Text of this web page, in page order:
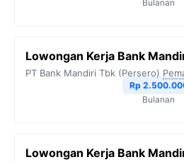
k
Bulanan
Lowongan Kerja Bank
PT Bank Mandiri Tbk (Persero)
Rp
Bulanan
Lowongan Kerja Bank